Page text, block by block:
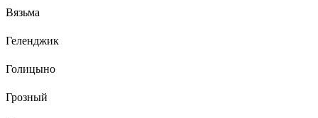
Вязьма
Геленджик
Голицыно
Грозный